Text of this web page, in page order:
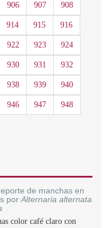
906 907 908
914 915 916
922 923 924
930 931 932
938 939 940
946 947 948
de manchas en
por Alternaria alternata
color café claro con